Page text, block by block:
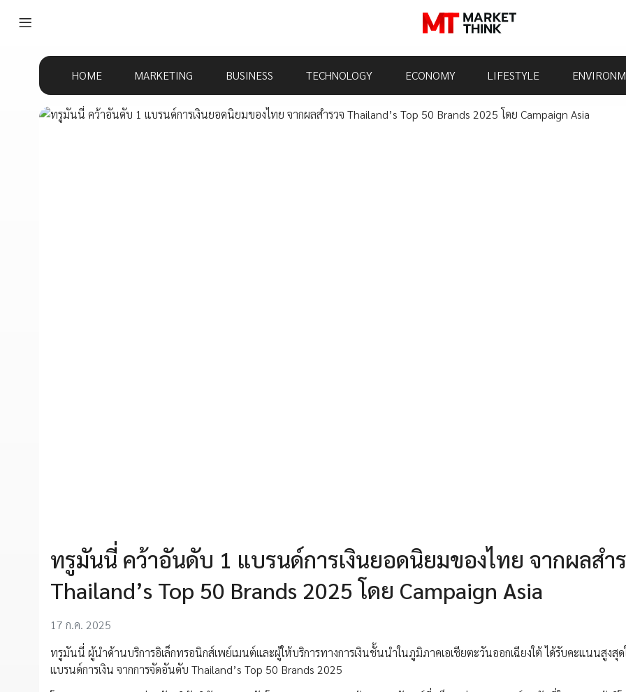
HOME MARKETING BUSINESS TECHNOLOGY ECONOMY LIFESTYLE
ทรูมันนี่ คว้าอันดับ 1 แบรนด์การเงินยอดนิยมของไทย จากผลสำ
Thailand’s Top 50 Brands 2025 โดย Campaign Asia
17 ก.ค. 2025
ทรูมันนี่ ผู้นำด้านบริการอิเล็กทรอนิกส์เพย์เมนต์และผู้ให้บริการทางการเงินชั้นนำในภูมิภาคเอเชียตะวันออกเฉียงใต้ ได้รับคะแนนสูงสุ
แบรนด์การเงิน จากการจัดอันดับ Thailand’s Top 50 Brands 2025